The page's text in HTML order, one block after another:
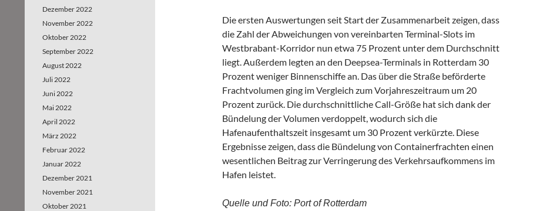
Die ersten Auswertungen seit Start der Zusammenarbeit zeigen, dass
die Zahl der Abweichungen von vereinbarten Terminal-Slots im
Westbrabant-Korridor nun etwa 75 Prozent unter dem Durchschnitt
liegt. Außerdem legten an den Deepsea-Terminals in Rotterdam 30
Prozent weniger Binnenschiffe an. Das über die Straße beförderte
Frachtvolumen ging im Vergleich zum Vorjahreszeitraum um 20
Prozent zurück. Die durchschnittliche Call-Größe hat sich dank der
Bündelung der Volumen verdoppelt, wodurch sich die
Hafenaufenthaltszeit insgesamt um 30 Prozent verkürzte. Diese
Ergebnisse zeigen, dass die Bündelung von Containerfrachten einen
wesentlichen Beitrag zur Verringerung des Verkehrsaufkommens im
Hafen leistet.
Quelle und Foto: Port of Rotterdam
Dezember 2022
November 2022
Oktober 2022
September 2022
August 2022
Juli 2022
Juni 2022
Mai 2022
April 2022
März 2022
Februar 2022
Januar 2022
Dezember 2021
November 2021
Oktober 2021